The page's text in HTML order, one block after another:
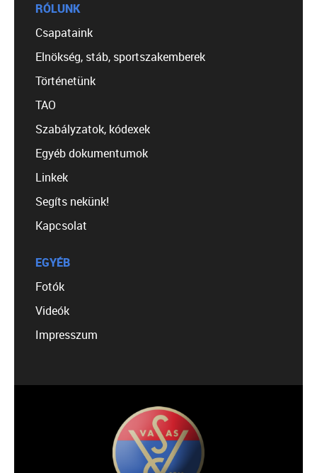
RÓLUNK
Csapataink
Elnökség, stáb, sportszakemberek
Történetünk
TAO
Szabályzatok, kódexek
Egyéb dokumentumok
Linkek
Segíts nekünk!
Kapcsolat
EGYÉB
Fotók
Videók
Impresszum